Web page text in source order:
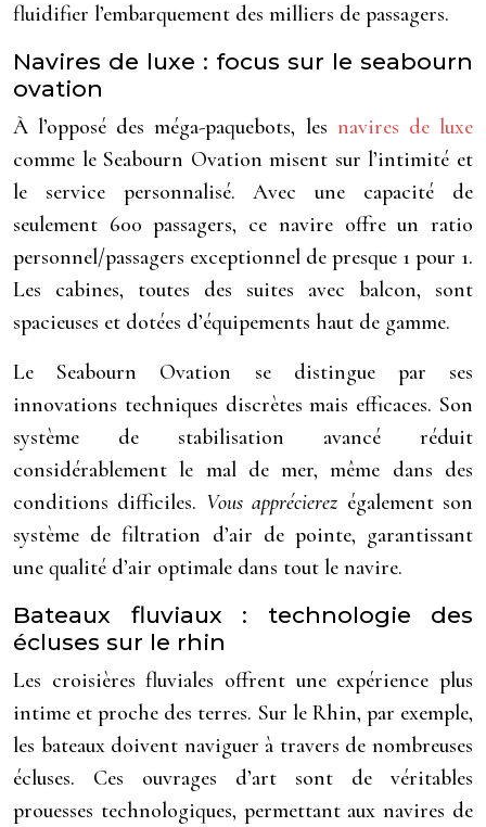
fluidifier l’embarquement des milliers de passagers.
Navires de luxe : focus sur le seabourn
ovation
À l’opposé des méga-paquebots, les navires de luxe
comme le Seabourn Ovation misent sur l’intimité et
le service personnalisé. Avec une capacité de
seulement 600 passagers, ce navire offre un ratio
personnel/passagers exceptionnel de presque 1 pour 1.
Les cabines, toutes des suites avec balcon, sont
spacieuses et dotées d’équipements haut de gamme.
Le Seabourn Ovation se distingue par ses
innovations techniques discrètes mais efficaces. Son
système de stabilisation avancé réduit
considérablement le mal de mer, même dans des
conditions difficiles. Vous apprécierez également son
système de filtration d’air de pointe, garantissant
une qualité d’air optimale dans tout le navire.
Bateaux fluviaux : technologie des
écluses sur le rhin
Les croisières fluviales offrent une expérience plus
intime et proche des terres. Sur le Rhin, par exemple,
les bateaux doivent naviguer à travers de nombreuses
écluses. Ces ouvrages d’art sont de véritables
prouesses technologiques, permettant aux navires de